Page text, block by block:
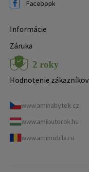
Facebook
Informácie
Záruka
Hodnotenie zákazníkov
www.aminabytek.cz
www.amibutorok.hu
www.amimobila.ro